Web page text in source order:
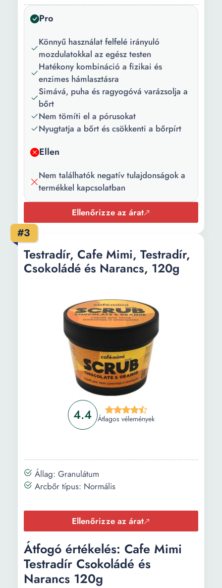
Használat:
Nappal Éjszaka
Csomag
tartalma:
Mennyiség: 250 ml
Pro
Könnyű használat felfelé irányuló
mozdulatokkal az egész testen
Hatékony kombináció a fizikai és
enzimes hámlasztásra
Simává, puha és ragyogóvá varázsolja a
bőrt
Nem tömíti el a pórusokat
Nyugtatja a bőrt és csökkenti a bőrpírt
Ellen
Nem találhatók negatív tulajdonságok a
termékkel kapcsolatban
Ellenőrizze az árat
#3
4.4 Átlagos vélemények
Testradír, Cafe Mimi, Testradír,
Csokoládé és Narancs, 120g
Állag: Granulátum
Arcbőr típus: Normális
Ellenőrizze az árat
Átfogó értékelés: Cafe Mimi
Testradír Csokoládé és
Narancs 120g